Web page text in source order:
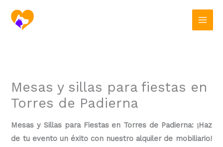
contenido
Mesas y sillas para fiestas en
Torres de Padierna
Mesas y Sillas para Fiestas en Torres de Padierna: ¡Haz
de tu evento un éxito con nuestro alquiler de mobiliario!